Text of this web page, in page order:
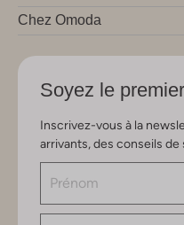
Chez Omoda
Soyez le
Inscrivez-vous à la
arrivants, des conseils